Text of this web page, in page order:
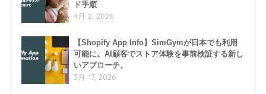
ド手順
4月 2, 2026
【Shopify App Info】SimGymが日本でも利用
可能に。AI顧客でストア体験を事前検証する新し
いアプローチ。
3月 17, 2026